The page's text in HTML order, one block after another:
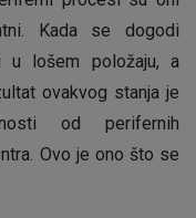
Kada se dogodi
u lošem položaju, a
ovakvog stanja je
od perifernih
Ovo je ono što se